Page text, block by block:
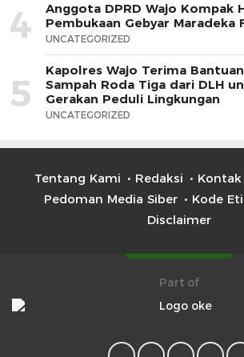
4
Anggota DPRD Wajo Kompak
Pembukaan Gebyar Maradeka
UNCATEGORIZED
5
Kapolres Wajo Terima
Sampah Roda Tiga dari DLH
Gerakan Peduli Lingkungan
UNCATEGORIZED
Tentang Kami Redaksi Kontak
Pedoman Media Siber
Kode
Disclaimer
Part of